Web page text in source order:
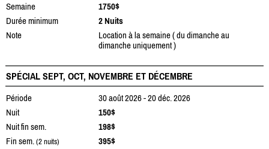
Semaine
1750$
Durée minimum
2 Nuits
Note
Location à la semaine ( du dimanche au
dimanche uniquement )
SPÉCIAL SEPT, OCT, NOVEMBRE ET DÉCEMBRE
Période
30 août 2026 - 20 déc. 2026
Nuit
150$
Nuit fin sem.
198$
Fin sem. (2 nuits)
395$